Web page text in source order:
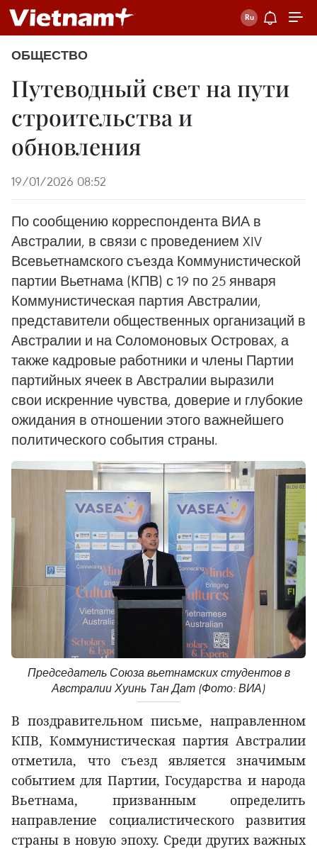
ОБЩЕСТВО
Путеводный свет на пути
строительства и
обновления
19/01/2026 08:52
По сообщению корреспондента ВИА в
Австралии, в связи с проведением XIV
Всевьетнамского съезда Коммунистической
партии Вьетнама (КПВ) с 19 по 25 января
Коммунистическая партия Австралии,
представители общественных организаций в
Австралии и на Соломоновых Островах, а
также кадровые работники и члены Партии
партийных ячеек в Австралии выразили
свои искренние чувства, доверие и глубокие
ожидания в отношении этого важнейшего
политического события страны.
Председатель Союза вьетнамских студентов в
Австралии Хуинь Тан Дат (Фото: ВИА)
В поздравительном письме, направленном
КПВ, Коммунистическая партия Австралии
отметила, что съезд является значимым
событием для Партии, Государства и народа
Вьетнама, призванным определить
направление социалистического развития
страны в новую эпоху. Среди других важных